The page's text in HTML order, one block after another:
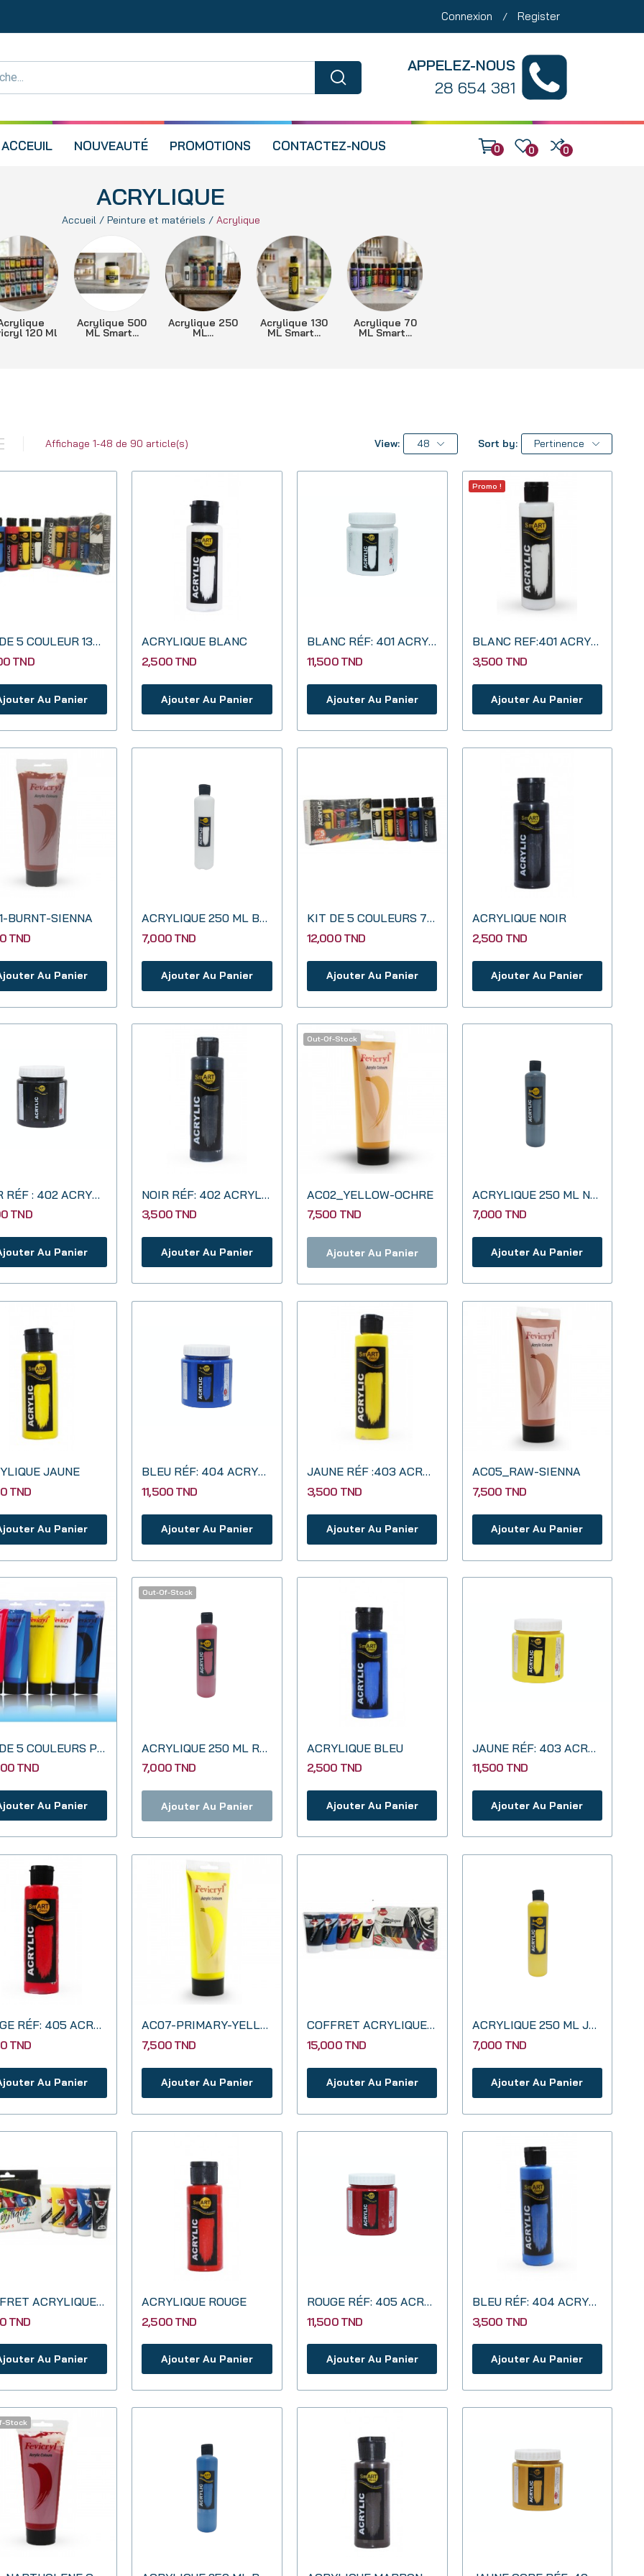
Connexion / Register
APPELEZ-NOUS
28 654 381
ACCEUIL NOUVEAUTÉ PROMOTIONS CONTACTEZ-NOUS 0 0 0
ACRYLIQUE
Accueil Peinture et matériels Acrylique
120 Ml
Acrylique 500
ML Smart...
Acrylique 250
ML...
Acrylique 130
ML Smart...
Acrylique 70
ML Smart...
Affichage 1-48 de 90 article(s) View: 48 Sort by: Pertinence
KIT DE 5 COULEUR 130 CC
TND
Au Panier
ACRYLIQUE BLANC
2,500 TND
Ajouter Au Panier
BLANC RÉF: 401 ACRYLIQUE 500 ML SMART DECO
11,500 TND
Ajouter Au Panier
Promo !
BLANC REF:401 ACRYLIQUE SMART DECO 130 ML
3,500 TND
Ajouter Au Panier
BURNT-SIENNA
TND
Au Panier
ACRYLIQUE 250 ML BLANC
7,000 TND
Ajouter Au Panier
KIT DE 5 COULEURS 70 CC
12,000 TND
Ajouter Au Panier
ACRYLIQUE NOIR
2,500 TND
Ajouter Au Panier
NOIR RÉF : 402 ACRYLIQUE 500 ML SMART DECO
TND
Au Panier
NOIR RÉF: 402 ACRYLIQUE 130CC SMART DECO
3,500 TND
Ajouter Au Panier
Out-Of-Stock
AC02_YELLOW-OCHRE
7,500 TND
Ajouter Au Panier
ACRYLIQUE 250 ML NOIR
7,000 TND
Ajouter Au Panier
JAUNE
TND
Au Panier
BLEU RÉF: 404 ACRYLIQUE 500 ML SMART DECO
11,500 TND
Ajouter Au Panier
JAUNE RÉF :403 ACRYLIQUE 130CC SMART DECO
3,500 TND
Ajouter Au Panier
AC05_RAW-SIENNA
7,500 TND
Ajouter Au Panier
KIT DE 5 COULEURS PRIMAIRES 120 ML
TND
Au Panier
Out-Of-Stock
ACRYLIQUE 250 ML ROUGE
7,000 TND
Ajouter Au Panier
ACRYLIQUE BLEU
2,500 TND
Ajouter Au Panier
JAUNE RÉF: 403 ACRYLIQUE 500 ML SMART DECO
11,500 TND
Ajouter Au Panier
ROUGE RÉF: 405 ACRYLIQUE 130CC SMART DECO
TND
Au Panier
AC07-PRIMARY-YELLOW
7,500 TND
Ajouter Au Panier
COFFRET ACRYLIQUE MAJED 5*75 ML
15,000 TND
Ajouter Au Panier
ACRYLIQUE 250 ML JAUNE
7,000 TND
Ajouter Au Panier
COFFRET ACRYLIQUE MAJED 20 ML
TND
Au Panier
ACRYLIQUE ROUGE
2,500 TND
Ajouter Au Panier
ROUGE RÉF: 405 ACRYLIQUE 500 ML SMART DECO
11,500 TND
Ajouter Au Panier
BLEU RÉF: 404 ACRYLIQUE 130CC SMART DECO
3,500 TND
Ajouter Au Panier
Stock